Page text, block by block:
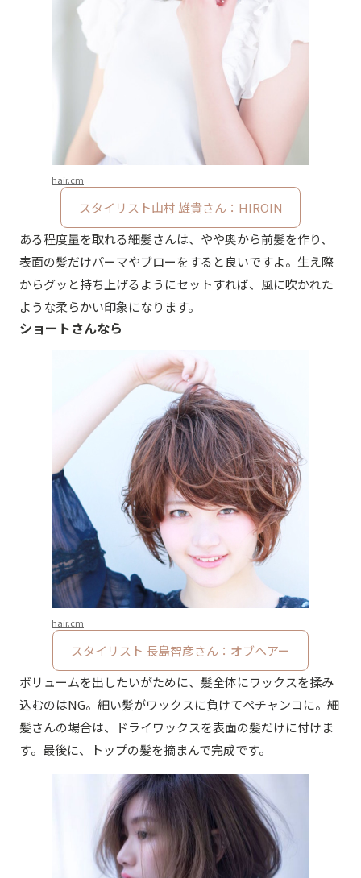
hair.cm
スタイリスト山村 雄貴さん：HIROIN
ある程度量を取れる細髪さんは、やや奥から前髪を作り、
表面の髪だけパーマやブローをすると良いですよ。生え際
からグッと持ち上げるようにセットすれば、風に吹かれた
ような柔らかい印象になります。
ショートさんなら
hair.cm
スタイリスト 長島智彦さん：オブヘアー
ボリュームを出したいがために、髪全体にワックスを揉み
込むのはNG。細い髪がワックスに負けてペチャンコに。細
髪さんの場合は、ドライワックスを表面の髪だけに付けま
す。最後に、トップの髪を摘まんで完成です。